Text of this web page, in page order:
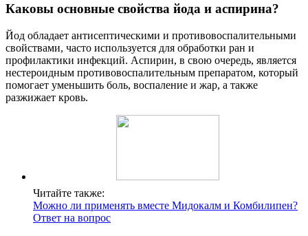
Каковы основные свойства йода и аспирина?
Йод обладает антисептическими и противовоспалительными
свойствами, часто используется для обработки ран и
профилактики инфекций. Аспирин, в свою очередь, является
нестероидным противовоспалительным препаратом, который
помогает уменьшить боль, воспаление и жар, а также
разжижает кровь.
Читайте также:
Можно ли применять вместе Мидокалм и Комбилипен?
Ответ на вопрос